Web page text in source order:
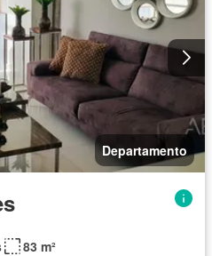
Departamento
83 m²